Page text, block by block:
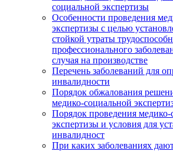
социальной экспертизы
Особенности проведения
экспертизы с целью
стойкой утраты
профессионального
случая на производстве
Перечень заболеваний для
инвалидности
Порядок обжалования
медико-социальной
Порядок проведения медико-
экспертизы и условия для
инвалидност
При каких заболеваниях